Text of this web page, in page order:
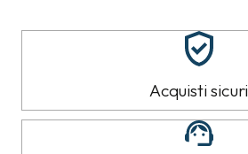
Acquisti sicuri